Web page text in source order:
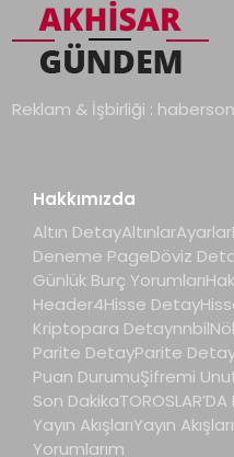
Reklam & İşbirliği :
Hakkımızda
Altın DetayAltınlarAyarlar
Deneme PageDöviz
Günlük Burç Yorumları
Header4Hisse Detay
Kriptopara Detaynnbil
Parite DetayParite
Puan DurumuŞifremi
Son Dakika
Yayın AkışlarıYayın
Yorumlarım